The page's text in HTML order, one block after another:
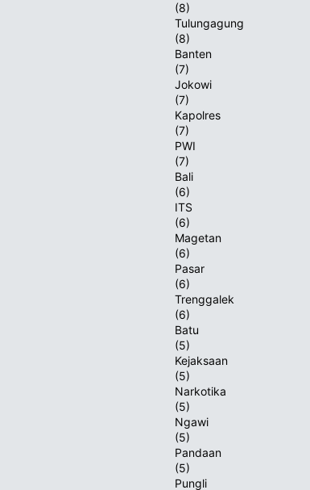
(8)
Tulungagung
(8)
Banten
(7)
Jokowi
(7)
Kapolres
(7)
PWI
(7)
Bali
(6)
ITS
(6)
Magetan
(6)
Pasar
(6)
Trenggalek
(6)
Batu
(5)
Kejaksaan
(5)
Narkotika
(5)
Ngawi
(5)
Pandaan
(5)
Pungli